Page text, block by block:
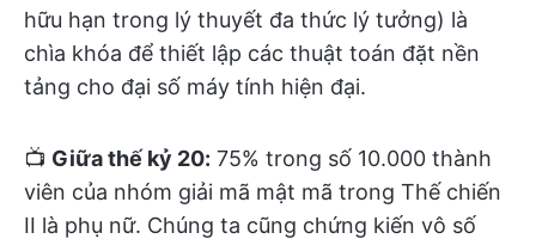
hữu hạn trong lý thuyết đa thức lý tưởng) là
chìa khóa để thiết lập các thuật toán đặt nền
tảng cho đại số máy tính hiện đại.
📺 Giữa thế kỷ 20: 75% trong số 10.000 thành
viên của nhóm giải mã mật mã trong Thế chiến
II là phụ nữ. Chúng ta cũng chứng kiến vô số